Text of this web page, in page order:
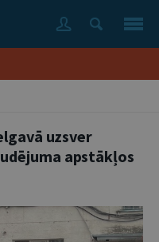
uzsver
apstākļos